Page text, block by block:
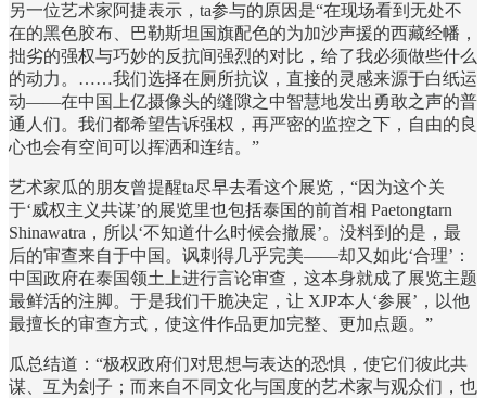
另一位艺术家阿捷表示，ta参与的原因是“在现场看到无处不
在的黑色胶布、巴勒斯坦国旗配色的为加沙声援的西藏经幡，
拙劣的强权与巧妙的反抗间强烈的对比，给了我必须做些什么
的动力。……我们选择在厕所抗议，直接的灵感来源于白纸运
动——在中国上亿摄像头的缝隙之中智慧地发出勇敢之声的普
通人们。我们都希望告诉强权，再严密的监控之下，自由的良
心也会有空间可以挥洒和连结。”
艺术家瓜的朋友曾提醒ta尽早去看这个展览，“因为这个关
于‘威权主义共谋’的展览里也包括泰国的前首相 Paetongtarn
Shinawatra，所以‘不知道什么时候会撤展’。没料到的是，最
后的审查来自于中国。讽刺得几乎完美——却又如此‘合理’：
中国政府在泰国领土上进行言论审查，这本身就成了展览主题
最鲜活的注脚。于是我们干脆决定，让 XJP本人‘参展’，以他
最擅长的审查方式，使这件作品更加完整、更加点题。”
瓜总结道：“极权政府们对思想与表达的恐惧，使它们彼此共
谋、互为刽子；而来自不同文化与国度的艺术家与观众们，也